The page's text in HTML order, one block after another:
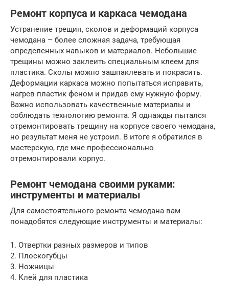
Ремонт корпуса и каркаса чемодана
Устранение трещин, сколов и деформаций корпуса
чемодана – более сложная задача, требующая
определенных навыков и материалов. Небольшие
трещины можно заклеить специальным клеем для
пластика. Сколы можно зашпаклевать и покрасить.
Деформации каркаса можно попытаться исправить,
нагрев пластик феном и придав ему нужную форму.
Важно использовать качественные материалы и
соблюдать технологию ремонта. Я однажды пытался
отремонтировать трещину на корпусе своего чемодана,
но результат меня не устроил. В итоге я обратился в
мастерскую, где мне профессионально
отремонтировали корпус.
Ремонт чемодана своими руками:
инструменты и материалы
Для самостоятельного ремонта чемодана вам
понадобятся следующие инструменты и материалы:
1. Отвертки разных размеров и типов
2. Плоскогубцы
3. Ножницы
4. Клей для пластика